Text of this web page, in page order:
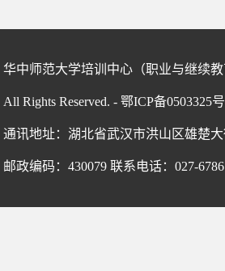
华中师范大学培训中心（职业与继续
All Rights Reserved. - 鄂ICP备0503325
通讯地址：湖北省武汉市洪山区雄楚大
邮政编码：430079 联系电话：027-